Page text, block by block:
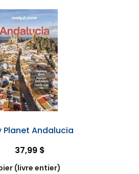
Planet Andalucia
37,99 $
(livre entier)